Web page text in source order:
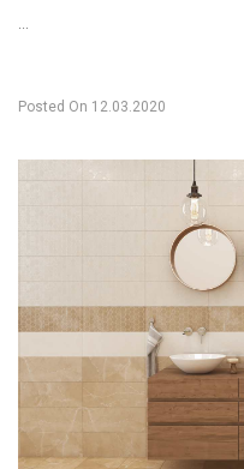
Posted On 12.03.2020
...